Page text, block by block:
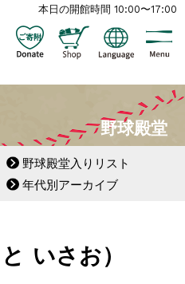
本日の開館時間 10:00〜17:00
野球殿堂
野球殿堂入りリスト
年代別アーカイブ
いさお）